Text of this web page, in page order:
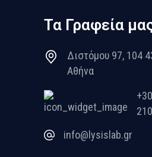
Τα Γραφεία
Διστόμου 97, 104
Αθήνα
+30
info@lysislab.gr